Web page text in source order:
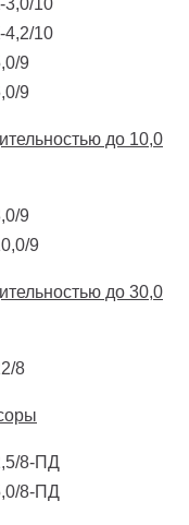
10
10
9
9
до 10,0
9
9
до 30,0
8
8-ПД
8-ПД